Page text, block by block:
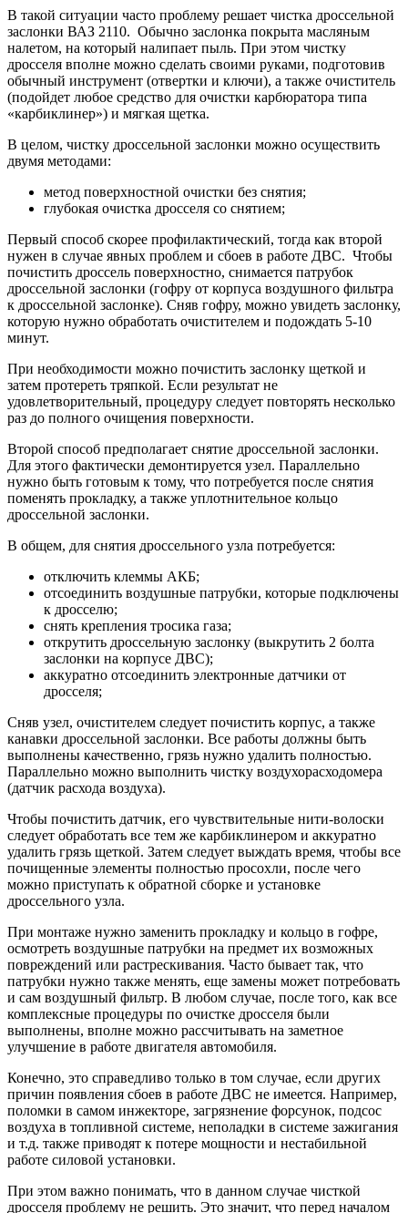
В такой ситуации часто проблему решает чистка дроссельной
заслонки ВАЗ 2110. Обычно заслонка покрыта масляным
налетом, на который налипает пыль. При этом чистку
дросселя вполне можно сделать своими руками, подготовив
обычный инструмент (отвертки и ключи), а также очиститель
(подойдет любое средство для очистки карбюратора типа
«карбиклинер») и мягкая щетка.
В целом, чистку дроссельной заслонки можно осуществить
двумя методами:
метод поверхностной очистки без снятия;
глубокая очистка дросселя со снятием;
Первый способ скорее профилактический, тогда как второй
нужен в случае явных проблем и сбоев в работе ДВС. Чтобы
почистить дроссель поверхностно, снимается патрубок
дроссельной заслонки (гофру от корпуса воздушного фильтра
к дроссельной заслонке). Сняв гофру, можно увидеть заслонку,
которую нужно обработать очистителем и подождать 5-10
минут.
При необходимости можно почистить заслонку щеткой и
затем протереть тряпкой. Если результат не
удовлетворительный, процедуру следует повторять несколько
раз до полного очищения поверхности.
Второй способ предполагает снятие дроссельной заслонки.
Для этого фактически демонтируется узел. Параллельно
нужно быть готовым к тому, что потребуется после снятия
поменять прокладку, а также уплотнительное кольцо
дроссельной заслонки.
В общем, для снятия дроссельного узла потребуется:
отключить клеммы АКБ;
отсоединить воздушные патрубки, которые подключены
к дросселю;
снять крепления тросика газа;
открутить дроссельную заслонку (выкрутить 2 болта
заслонки на корпусе ДВС);
аккуратно отсоединить электронные датчики от
дросселя;
Сняв узел, очистителем следует почистить корпус, а также
канавки дроссельной заслонки. Все работы должны быть
выполнены качественно, грязь нужно удалить полностью.
Параллельно можно выполнить чистку воздухорасходомера
(датчик расхода воздуха).
Чтобы почистить датчик, его чувствительные нити-волоски
следует обработать все тем же карбиклинером и аккуратно
удалить грязь щеткой. Затем следует выждать время, чтобы все
почищенные элементы полностью просохли, после чего
можно приступать к обратной сборке и установке
дроссельного узла.
При монтаже нужно заменить прокладку и кольцо в гофре,
осмотреть воздушные патрубки на предмет их возможных
повреждений или растрескивания. Часто бывает так, что
патрубки нужно также менять, еще замены может потребовать
и сам воздушный фильтр. В любом случае, после того, как все
комплексные процедуры по очистке дросселя были
выполнены, вполне можно рассчитывать на заметное
улучшение в работе двигателя автомобиля.
Конечно, это справедливо только в том случае, если других
причин появления сбоев в работе ДВС не имеется. Например,
поломки в самом инжекторе, загрязнение форсунок, подсос
воздуха в топливной системе, неполадки в системе зажигания
и т.д. также приводят к потере мощности и нестабильной
работе силовой установки.
При этом важно понимать, что в данном случае чисткой
дросселя проблему не решить. Это значит, что перед началом